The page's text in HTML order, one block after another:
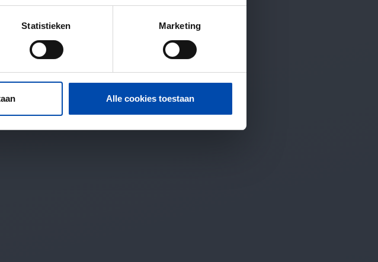
Statistieken Marketing
Alle cookies toestaan